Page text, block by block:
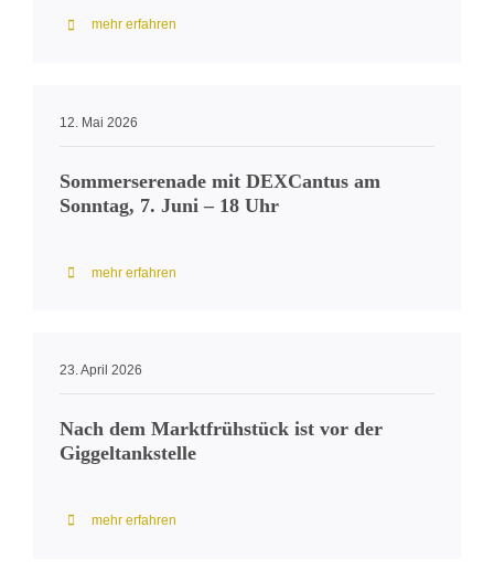
mehr erfahren
12. Mai 2026
Sommerserenade mit DEXCantus am
Sonntag, 7. Juni – 18 Uhr
mehr erfahren
23. April 2026
Nach dem Marktfrühstück ist vor der
Giggeltankstelle
mehr erfahren